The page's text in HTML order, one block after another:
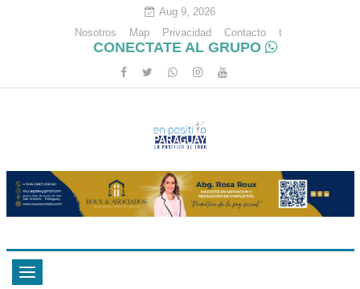
Aug 9, 2026
Nosotros
Map Privacidad Contacto t
CONECTATE AL GRUPO
Toggle
navigation